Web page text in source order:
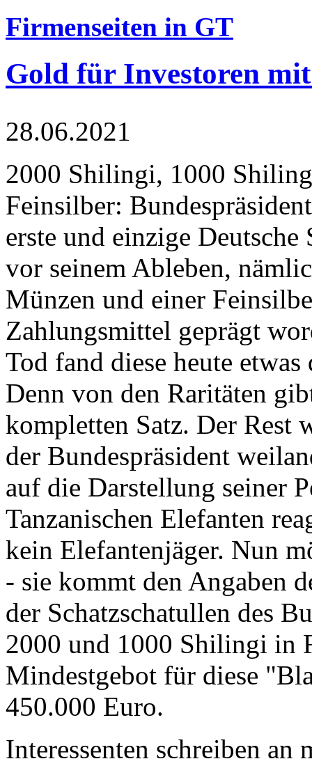
Firmenseiten in GT
Gold für Investoren
28.06.2021
2000 Shilingi, 1000
Feinsilber:
erste und einzige Deutsche
vor seinem Ableben,
Münzen und einer
Zahlungsmittel geprägt
Tod fand diese heute
Denn von den Raritäten
kompletten Satz. Der Rest
der Bundespräsident
auf die Darstellung seiner
Tanzanischen Elefanten
kein Elefantenjäger. Nun
- sie kommt den Angaben
der Schatzschatullen des
2000 und 1000 Shilingi in
Mindestgebot für diese
450.000 Euro.
Interessenten schreiben